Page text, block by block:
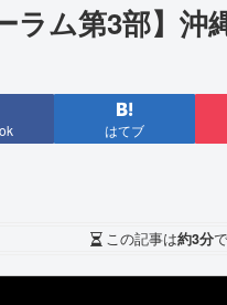
ラム第3部】
はてブ
この記事は約3分